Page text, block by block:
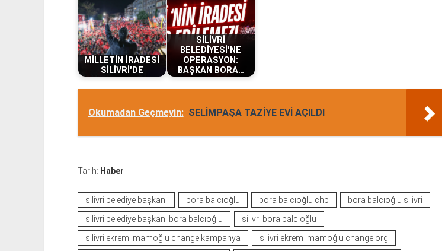
MİLLETİN İRADESİ
SİLİVRİ'DE
SİLİVRİ
BELEDİYESİ'NE
OPERASYON:
BAŞKAN BORA…
Okumadan Geçmeyin: SELİMPAŞA TAZİYE EVİ AÇILDI
Tarih: Haber
silivri belediye başkanı bora balcıoğlu bora balcıoğlu chp
bora balcıoğlu silivri
silivri belediye başkanı bora balcıoğlu
silivri bora balcıoğlu
silivri ekrem imamoğlu change kampanya
silivri ekrem imamoğlu change org